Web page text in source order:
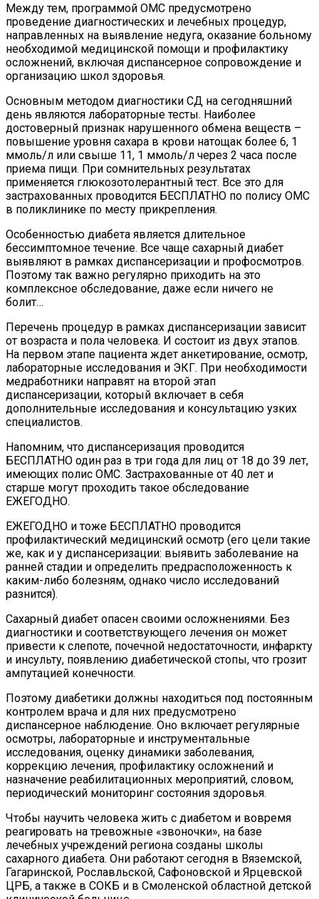
Между тем, программой ОМС предусмотрено
проведение диагностических и лечебных процедур,
направленных на выявление недуга, оказание больному
необходимой медицинской помощи и профилактику
осложнений, включая диспансерное сопровождение и
организацию школ здоровья.
Основным методом диагностики СД на сегодняшний
день являются лабораторные тесты. Наиболее
достоверный признак нарушенного обмена веществ –
повышение уровня сахара в крови натощак более 6, 1
ммоль/л или свыше 11, 1 ммоль/л через 2 часа после
приема пищи. При сомнительных результатах
применяется глюкозотолерантный тест. Все это для
застрахованных проводится БЕСПЛАТНО по полису ОМС
в поликлинике по месту прикрепления.
Особенностью диабета является длительное
бессимптомное течение. Все чаще сахарный диабет
выявляют в рамках диспансеризации и профосмотров.
Поэтому так важно регулярно приходить на это
комплексное обследование, даже если ничего не
болит…
Перечень процедур в рамках диспансеризации зависит
от возраста и пола человека. И состоит из двух этапов.
На первом этапе пациента ждет анкетирование, осмотр,
лабораторные исследования и ЭКГ. При необходимости
медработники направят на второй этап
диспансеризации, который включает в себя
дополнительные исследования и консультацию узких
специалистов.
Напомним, что диспансеризация проводится
БЕСПЛАТНО один раз в три года для лиц от 18 до 39 лет,
имеющих полис ОМС. Застрахованные от 40 лет и
старше могут проходить такое обследование
ЕЖЕГОДНО.
ЕЖЕГОДНО и тоже БЕСПЛАТНО проводится
профилактический медицинский осмотр (его цели такие
же, как и у диспансеризации: выявить заболевание на
ранней стадии и определить предрасположенность к
каким-либо болезням, однако число исследований
разнится).
Сахарный диабет опасен своими осложнениями. Без
диагностики и соответствующего лечения он может
привести к слепоте, почечной недостаточности, инфаркту
и инсульту, появлению диабетической стопы, что грозит
ампутацией конечности.
Поэтому диабетики должны находиться под постоянным
контролем врача и для них предусмотрено
диспансерное наблюдение. Оно включает регулярные
осмотры, лабораторные и инструментальные
исследования, оценку динамики заболевания,
коррекцию лечения, профилактику осложнений и
назначение реабилитационных мероприятий, словом,
периодический мониторинг состояния здоровья.
Чтобы научить человека жить с диабетом и вовремя
реагировать на тревожные «звоночки», на базе
лечебных учреждений региона созданы школы
сахарного диабета. Они работают сегодня в Вяземской,
Гагаринской, Рославльской, Сафоновской и Ярцевской
ЦРБ, а также в СОКБ и в Смоленской областной детской